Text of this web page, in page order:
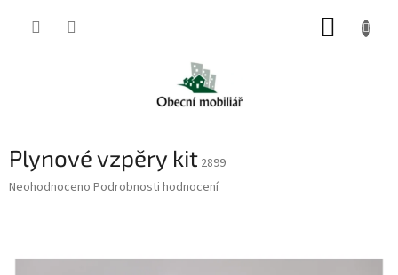
Plynové vzpěry kit 2899
Průměrné
Neohodnoceno Podrobnosti hodnocení